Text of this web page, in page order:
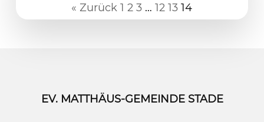
« Zurück 1 2 3 … 12 13 14
EV. MATTHÄUS-GEMEINDE STADE